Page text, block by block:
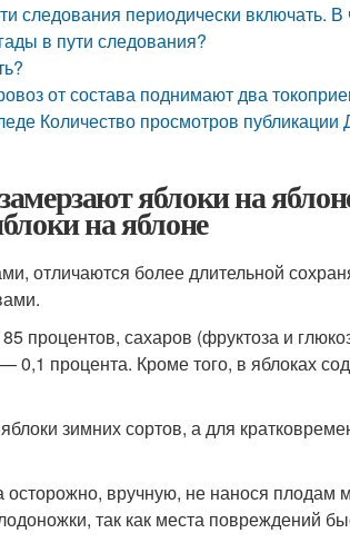
следования периодически включать.
в пути следования?
от состава поднимают два
Количество просмотров
яблоки на
на яблоне
отличаются более длительной
процентов, сахаров (фруктоза и
0,1 процента. Кроме того, в яблоках
зимних сортов, а для
вручную, не нанося плодам
так как места повреждений